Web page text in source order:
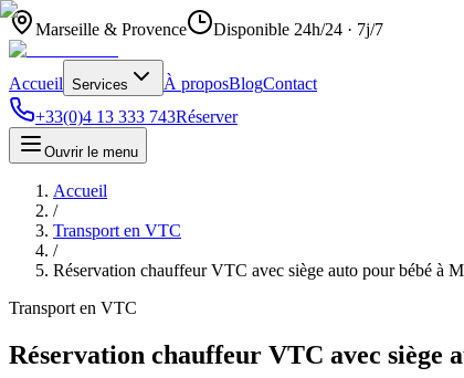
Marseille & Provence Disponible 24h/24 · 7j/7
Accueil Services À proposBlogContact
+33(0)4 13 333 743Réserver
Ouvrir le menu
Accueil
/
Transport en VTC
/
Réservation chauffeur VTC avec siège auto pour bébé à
Transport en VTC
Réservation chauffeur VTC avec siège